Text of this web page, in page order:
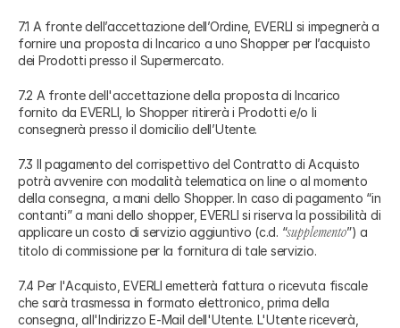
7.1 A fronte dell’accettazione dell’Ordine, EVERLI si impegnerà a
fornire una proposta di Incarico a uno Shopper per l’acquisto
dei Prodotti presso il Supermercato.
7.2 A fronte dell'accettazione della proposta di Incarico
fornito da EVERLI, lo Shopper ritirerà i Prodotti e/o li
consegnerà presso il domicilio dell’Utente.
7.3 Il pagamento del corrispettivo del Contratto di Acquisto
potrà avvenire con modalità telematica on line o al momento
della consegna, a mani dello Shopper. In caso di pagamento “in
contanti” a mani dello shopper, EVERLI si riserva la possibilità di
applicare un costo di servizio aggiuntivo (c.d. “supplemento”) a
titolo di commissione per la fornitura di tale servizio.
7.4 Per l'Acquisto, EVERLI emetterà fattura o ricevuta fiscale
che sarà trasmessa in formato elettronico, prima della
consegna, all'Indirizzo E-Mail dell'Utente. L'Utente riceverà,